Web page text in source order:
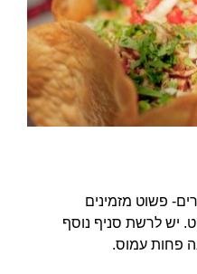
פשוט מזמינים
יש לרשת סניף נוסף